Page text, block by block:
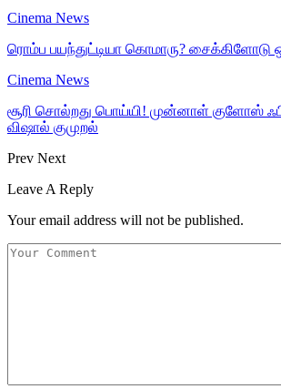
Cinema News
ரொம்ப பயந்துட்டியா கொமாரு? சைக்கிளோடு
Cinema News
சூரி சொல்றது பொய்யி! முன்னாள் குளோஸ்
விஷால் குமுறல்
Prev Next
Leave A Reply
Your email address will not be published.